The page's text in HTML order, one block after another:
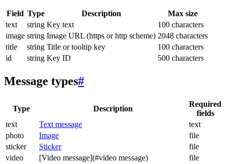
Field Type Description
Max size
text
string Key text
100 characters
image string Image URL (https or http scheme) 2048 characters
title
string Title or tooltip key
100 characters
id
string Key ID 500 characters
Message types#
Type Description
Required
fields
text
Text message
text
photo
Image
file
sticker
Sticker
file
video
[Video message](#video message)
file